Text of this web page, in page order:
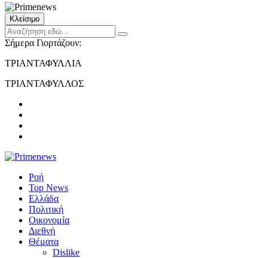
Κλείσιμο
Σήμερα Γιορτάζουν:
ΤΡΙΑΝΤΑΦΥΛΛΙΑ
ΤΡΙΑΝΤΑΦΥΛΛΟΣ
Ροή
Top News
Ελλάδα
Πολιτική
Οικονομία
Διεθνή
Θέματα
Dislike